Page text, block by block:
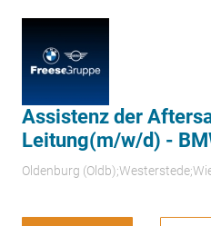
Assistenz der
Leitung(m/w/d) -
Oldenburg